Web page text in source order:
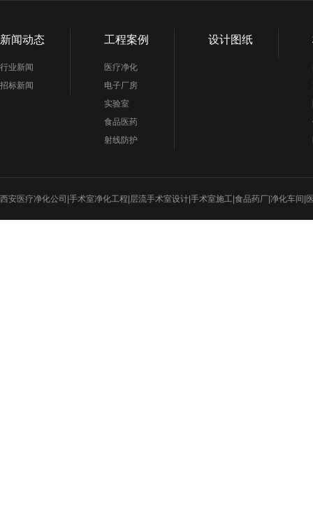
新闻动态
行业新闻
招标新闻
工程案例
医疗净化
电子厂房
实验室
食品医药
射线防护
设计图纸
西安医疗净化公司|手术室净化工程|层流手术室设计|手术室施工|食品药厂|净化车间|